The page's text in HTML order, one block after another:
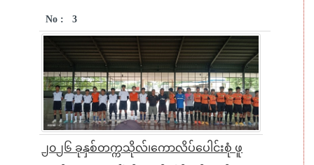
3
၂၀၂၆ ခုနှစ်တက္ကသိုလ်၊ကောလိပ်ပေါင်းစုံ ဖူ